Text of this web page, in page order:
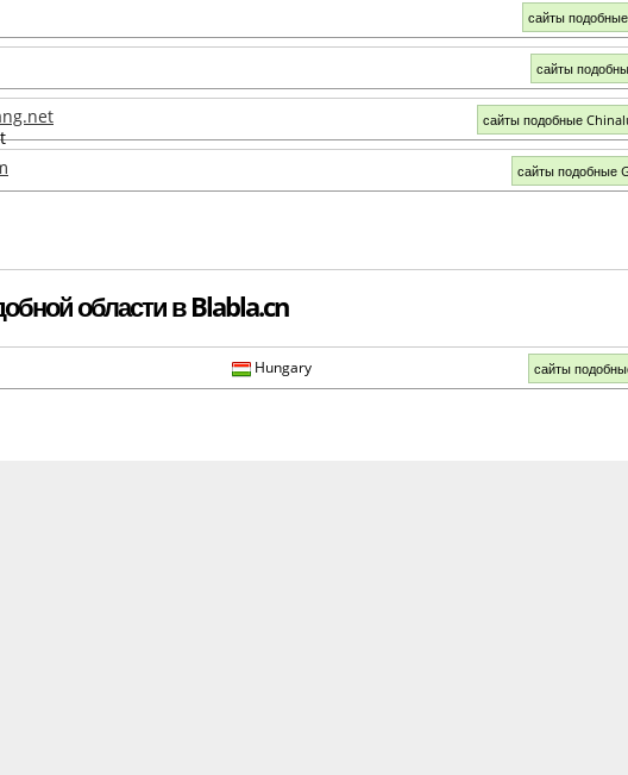
сайты
сайты
сайты подобные
сайты подобные
области в Blabla.cn
Hungary сайты